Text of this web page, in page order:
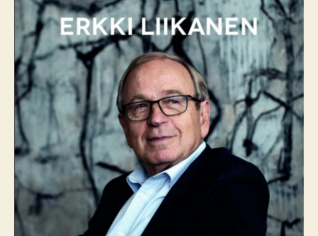
Liikanen
–
Komissaari